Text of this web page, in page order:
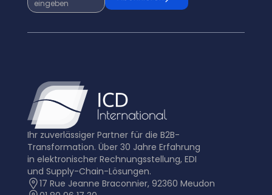
eingeben
Ihr zuverlässiger Partner für die B2B-
Transformation. Über 30 Jahre Erfahrung
in elektronischer Rechnungsstellung, EDI
und Supply-Chain-Lösungen.
17 Rue Jeanne Braconnier, 92360 Meudon